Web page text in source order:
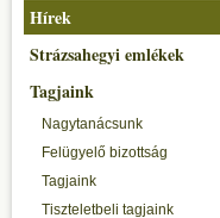
Hírek
Strázsahegyi emlékek
Tagjaink
Nagytanácsunk
Felügyelő bizottság
Tagjaink
Tiszteletbeli tagjaink